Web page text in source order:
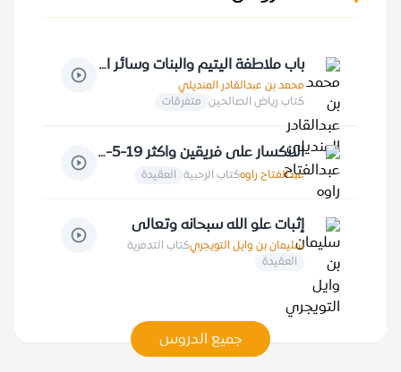
باب ملاطفة اليتيم والبنات وسائر الضعفة والمساكين 19-1-1423 هـ
محمد بن عبدالقادر المنديلي
كتاب رياض الصالحين متفرقات
الانكسار على فريقين واكثر 19-5-1410 هـ
عبدالفتاح راوهكتاب الرحبية العقيدة
إثبات علو الله سبحانه وتعالى
سليمان بن وايل التويجريكتاب التدمرية
العقيدة
جميع الدروس